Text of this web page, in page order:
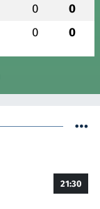
0 0
0 0
21:30